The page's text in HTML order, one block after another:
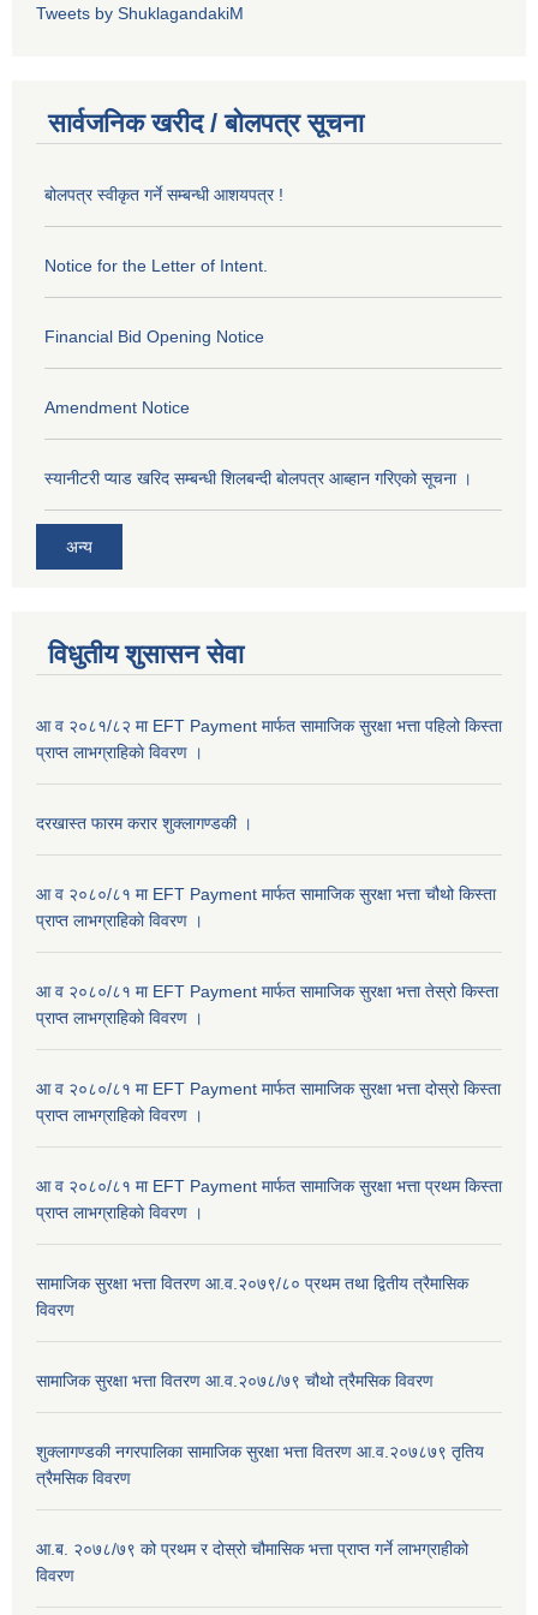
Tweets by ShuklagandakiM
सार्वजनिक खरीद / बोलपत्र सूचना
बोलपत्र स्वीकृत गर्ने सम्बन्धी आशयपत्र !
Notice for the Letter of Intent.
Financial Bid Opening Notice
Amendment Notice
स्यानीटरी प्याड खरिद सम्बन्धी शिलबन्दी बोलपत्र आब्हान गरिएको सूचना ।
अन्य
विधुतीय शुसासन सेवा
आ व २०८१/८२ मा EFT Payment मार्फत सामाजिक सुरक्षा भत्ता पहिलो किस्ता
प्राप्त लाभग्राहिकाे विवरण ।
दरखास्त फारम करार शुक्लागण्डकी ।
आ व २०८०/८१ मा EFT Payment मार्फत सामाजिक सुरक्षा भत्ता चौथो किस्ता
प्राप्त लाभग्राहिकाे विवरण ।
आ व २०८०/८१ मा EFT Payment मार्फत सामाजिक सुरक्षा भत्ता तेस्रो किस्ता
प्राप्त लाभग्राहिकाे विवरण ।
आ व २०८०/८१ मा EFT Payment मार्फत सामाजिक सुरक्षा भत्ता दोस्रो किस्ता
प्राप्त लाभग्राहिकाे विवरण ।
आ व २०८०/८१ मा EFT Payment मार्फत सामाजिक सुरक्षा भत्ता प्रथम किस्ता
प्राप्त लाभग्राहिकाे विवरण ।
सामाजिक सुरक्षा भत्ता वितरण आ.व.२०७९/८० प्रथम तथा द्वितीय त्रैमासिक
विवरण
सामाजिक सुरक्षा भत्ता वितरण आ.व.२०७८/७९ चौथो त्रैमसिक विवरण
शुक्लागण्डकी नगरपालिका सामाजिक सुरक्षा भत्ता वितरण आ.व.२०७८७९ तृतिय
त्रैमसिक विवरण
आ.ब. २०७८/७९ को प्रथम र दोस्रो चौमासिक भत्ता प्राप्त गर्ने लाभग्राहीको
विवरण